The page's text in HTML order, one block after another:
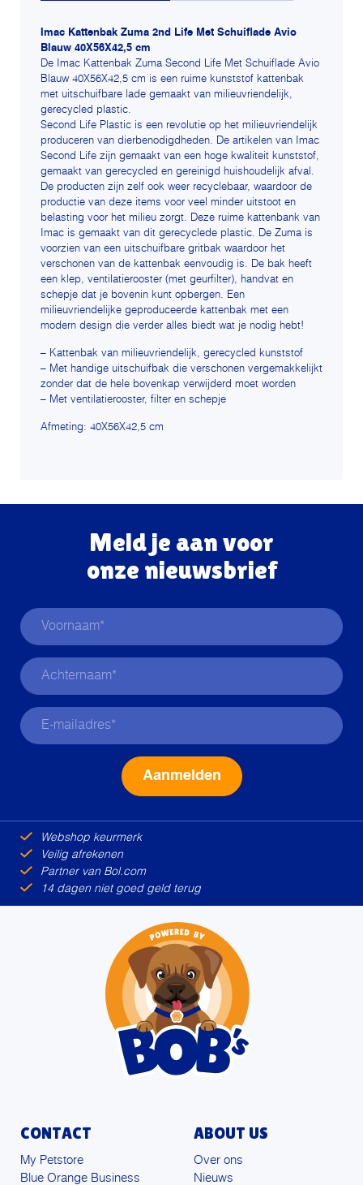
Imac Kattenbak Zuma 2nd Life Met Schuiflade Avio
Blauw 40X56X42,5 cm
De Imac Kattenbak Zuma Second Life Met Schuiflade Avio
Blauw 40X56X42,5 cm is een ruime kunststof kattenbak
met uitschuifbare lade gemaakt van milieuvriendelijk,
gerecycled plastic.
Second Life Plastic is een revolutie op het milieuvriendelijk
produceren van dierbenodigdheden. De artikelen van Imac
Second Life zijn gemaakt van een hoge kwaliteit kunststof,
gemaakt van gerecycled en gereinigd huishoudelijk afval.
De producten zijn zelf ook weer recyclebaar, waardoor de
productie van deze items voor veel minder uitstoot en
belasting voor het milieu zorgt. Deze ruime kattenbank van
Imac is gemaakt van dit gerecyclede plastic. De Zuma is
voorzien van een uitschuifbare gritbak waardoor het
verschonen van de kattenbak eenvoudig is. De bak heeft
een klep, ventilatierooster (met geurfilter), handvat en
schepje dat je bovenin kunt opbergen. Een
milieuvriendelijke geproduceerde kattenbak met een
modern design die verder alles biedt wat je nodig hebt!
– Kattenbak van milieuvriendelijk, gerecycled kunststof
– Met handige uitschuifbak die verschonen vergemakkelijkt
zonder dat de hele bovenkap verwijderd moet worden
– Met ventilatierooster, filter en schepje
Afmeting: 40X56X42,5 cm
Meld je aan voor
onze nieuwsbrief
Webshop keurmerk
Veilig afrekenen
Partner van Bol.com
14 dagen niet goed geld terug
CONTACT
My Petstore
Blue Orange Business
ABOUT US
Over ons
Nieuws